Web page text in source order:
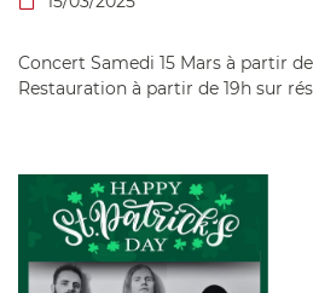
Adresse email de réception
Rafraîchir le captcha
Concert Samedi 15 Mars à partir
Restauration à partir de 19h sur